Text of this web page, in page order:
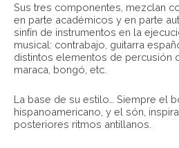
Sus tres componentes, mezclan
en parte académicos y en parte
sinfín de instrumentos en la
musical: contrabajo, guitarra
distintos elementos de percusión
maraca, bongó, etc.
La base de su estilo… Siempre el
hispanoamericano, y el són,
posteriores ritmos antillanos.